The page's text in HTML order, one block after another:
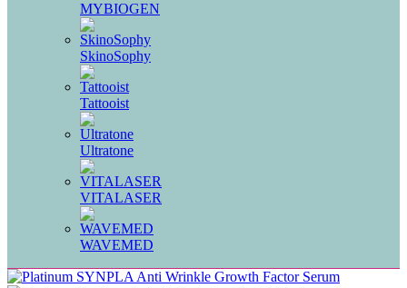
MYBIOGEN
SkinoSophy
Tattooist
Ultratone
VITALASER
WAVEMED